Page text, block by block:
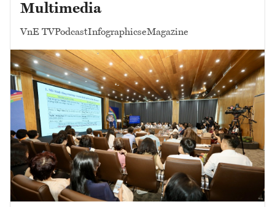
Multimedia
VnE TVPodcastInfographicseMagazine